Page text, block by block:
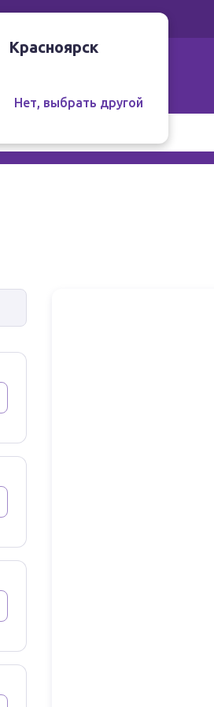
Красноярск
Нет, выбрать другой